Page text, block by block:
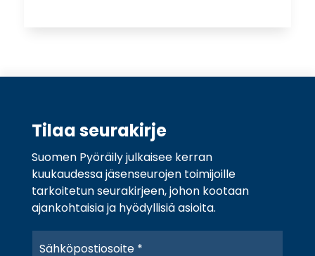
Tilaa seurakirje
Suomen Pyöräily julkaisee kerran
kuukaudessa jäsenseurojen toimijoille
tarkoitetun seurakirjeen, johon kootaan
ajankohtaisia ja hyödyllisiä asioita.